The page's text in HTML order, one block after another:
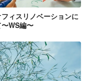
ィスリノベーションに
WS編〜